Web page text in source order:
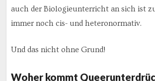
auch der Biologieunterricht an sich ist
immer noch cis- und heteronormativ.
Und das nicht ohne Grund!
Woher kommt